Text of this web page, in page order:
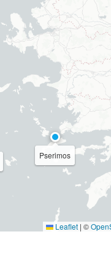
Pserimos
Leaflet | ©